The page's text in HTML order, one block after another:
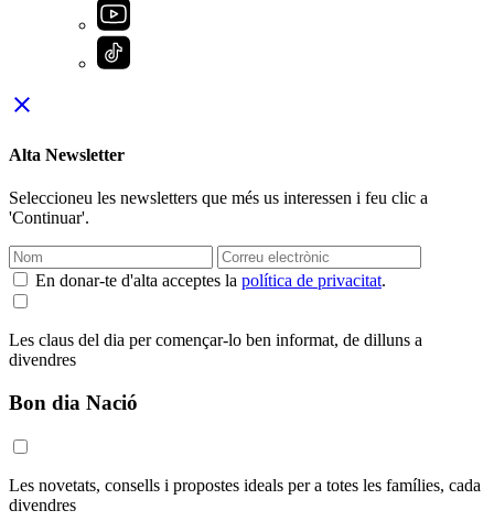
close
Alta Newsletter
Seleccioneu les newsletters que més us interessen i feu clic a
'Continuar'.
En donar-te d'alta acceptes la política de privacitat.
Les claus del dia per començar-lo ben informat, de dilluns a
divendres
Bon dia Nació
Les novetats, consells i propostes ideals per a totes les famílies, cada
divendres